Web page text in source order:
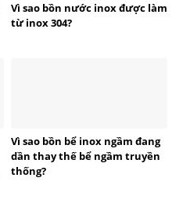
Vì sao bồn nước inox được làm
từ inox 304?
Vì sao bồn bể inox ngầm đang
dần thay thế bể ngầm truyền
thống?